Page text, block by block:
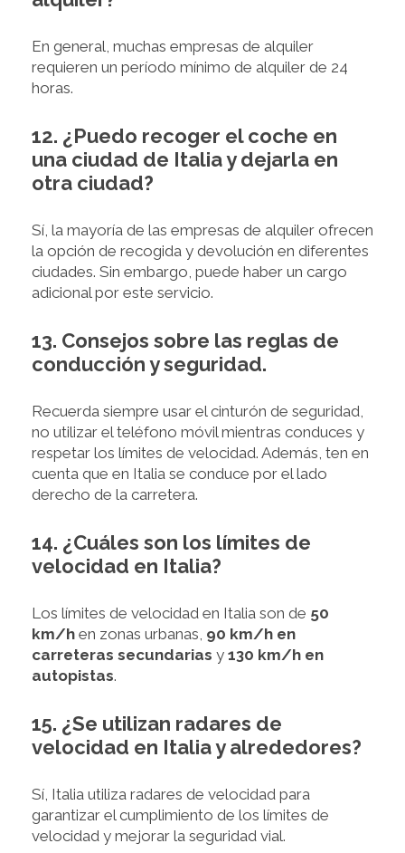
En general, muchas empresas de alquiler
requieren un período mínimo de alquiler de 24
horas.
12. ¿Puedo recoger el coche en
una ciudad de Italia y dejarla en
otra ciudad?
Sí, la mayoría de las empresas de alquiler ofrecen
la opción de recogida y devolución en diferentes
ciudades. Sin embargo, puede haber un cargo
adicional por este servicio.
13. Consejos sobre las reglas de
conducción y seguridad.
Recuerda siempre usar el cinturón de seguridad,
no utilizar el teléfono móvil mientras conduces y
respetar los límites de velocidad. Además, ten en
cuenta que en Italia se conduce por el lado
derecho de la carretera.
14. ¿Cuáles son los límites de
velocidad en Italia?
Los límites de velocidad en Italia son de 50
km/h en zonas urbanas, 90 km/h en
carreteras secundarias y 130 km/h en
autopistas.
15. ¿Se utilizan radares de
velocidad en Italia y alrededores?
Sí, Italia utiliza radares de velocidad para
garantizar el cumplimiento de los límites de
velocidad y mejorar la seguridad vial.